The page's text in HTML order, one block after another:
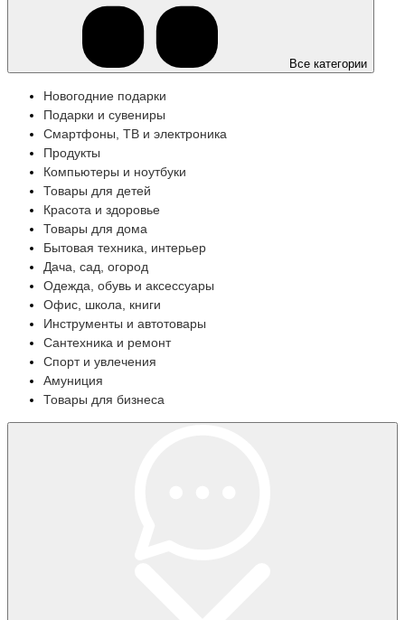
Все категории
Новогодние подарки
Подарки и сувениры
Смартфоны, ТВ и электроника
Продукты
Компьютеры и ноутбуки
Товары для детей
Красота и здоровье
Товары для дома
Бытовая техника, интерьер
Дача, сад, огород
Одежда, обувь и аксессуары
Офис, школа, книги
Инструменты и автотовары
Сантехника и ремонт
Спорт и увлечения
Амуниция
Товары для бизнеса